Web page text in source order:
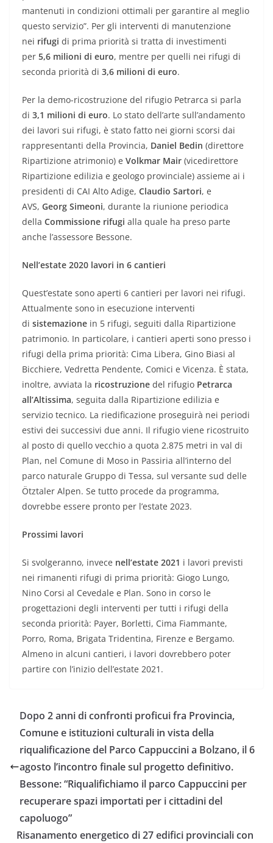
mantenuti in condizioni ottimali per garantire al meglio
questo servizio”. Per gli interventi di manutenzione
nei rifugi di prima priorità si tratta di investimenti
per 5,6 milioni di euro, mentre per quelli nei rifugi di
seconda priorità di 3,6 milioni di euro.
Per la demo-ricostruzione del rifugio Petrarca si parla
di 3,1 milioni di euro. Lo stato dell’arte sull’andamento
dei lavori sui rifugi, è stato fatto nei giorni scorsi dai
rappresentanti della Provincia, Daniel Bedin (direttore
Ripartizione atrimonio) e Volkmar Mair (vicedirettore
Ripartizione edilizia e geologo provinciale) assieme ai i
presidenti di CAI Alto Adige, Claudio Sartori, e
AVS, Georg Simeoni, durante la riunione periodica
della Commissione rifugi alla quale ha preso parte
anche l’assessore Bessone.
Nell’estate 2020 lavori in 6 cantieri
Quest’estate sono aperti 6 cantieri per lavori nei rifugi.
Attualmente sono in esecuzione interventi
di sistemazione in 5 rifugi, seguiti dalla Ripartizione
patrimonio. In particolare, i cantieri aperti sono presso i
rifugi della prima priorità: Cima Libera, Gino Biasi al
Bicchiere, Vedretta Pendente, Comici e Vicenza. È stata,
inoltre, avviata la ricostruzione del rifugio Petrarca
all’Altissima, seguita dalla Ripartizione edilizia e
servizio tecnico. La riedificazione proseguirà nei periodi
estivi dei successivi due anni. Il rifugio viene ricostruito
al posto di quello vecchio a quota 2.875 metri in val di
Plan, nel Comune di Moso in Passiria all’interno del
parco naturale Gruppo di Tessa, sul versante sud delle
Ötztaler Alpen. Se tutto procede da programma,
dovrebbe essere pronto per l’estate 2023.
Prossimi lavori
Si svolgeranno, invece nell’estate 2021 i lavori previsti
nei rimanenti rifugi di prima priorità: Giogo Lungo,
Nino Corsi al Cevedale e Plan. Sono in corso le
progettazioni degli interventi per tutti i rifugi della
seconda priorità: Payer, Borletti, Cima Fiammante,
Porro, Roma, Brigata Tridentina, Firenze e Bergamo.
Almeno in alcuni cantieri, i lavori dovrebbero poter
partire con l’inizio dell’estate 2021.
Dopo 2 anni di confronti proficui fra Provincia,
Comune e istituzioni culturali in vista della
riqualificazione del Parco Cappuccini a Bolzano, il 6
agosto l’incontro finale sul progetto definitivo.
Bessone: “Riqualifichiamo il parco Cappuccini per
recuperare spazi importati per i cittadini del
capoluogo”
Risanamento energetico di 27 edifici provinciali con